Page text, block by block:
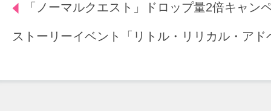
「ノーマルクエスト」ドロップ量2倍キャン
ストーリーイベント「リトル・リリカル・ア